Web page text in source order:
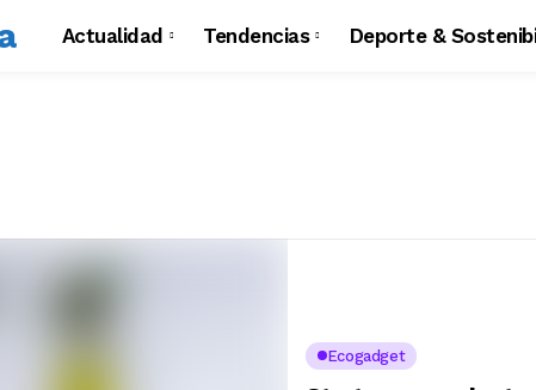
Actualidad Tendencias Deporte &
Ecogadget